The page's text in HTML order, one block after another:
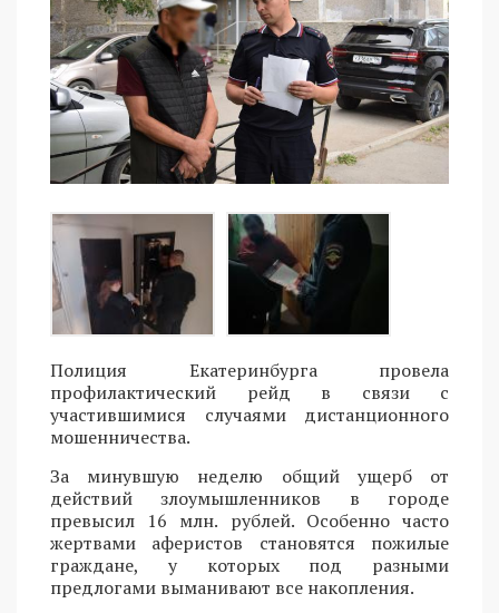
Полиция Екатеринбурга провела
профилактический рейд в связи с
участившимися случаями дистанционного
мошенничества.
За минувшую неделю общий ущерб от
действий злоумышленников в городе
превысил 16 млн. рублей. Особенно часто
жертвами аферистов становятся пожилые
граждане, у которых под разными
предлогами выманивают все накопления.